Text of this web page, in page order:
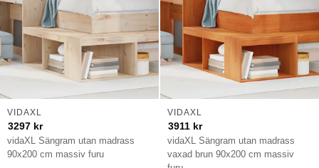
vidaXL Sängram utan madrass
90x200 cm massiv furu
VIDAXL
3297 kr
vidaXL Sängram utan madrass
vaxad brun 90x200 cm massiv
VIDAXL
3911 kr